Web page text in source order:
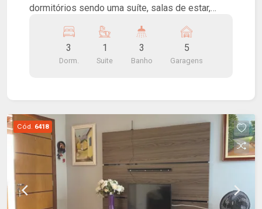
dormitórios sendo uma suíte, salas de estar,
para 5 carros, área gourmet com churrasqueira e
banheiro. Imóvel com potencial para atividades
comerciais. Próximo as Avenidas Major Nicácio e
3
Dorm.
1
Suite
3
Banho
5
Garagens
Cód. 6418